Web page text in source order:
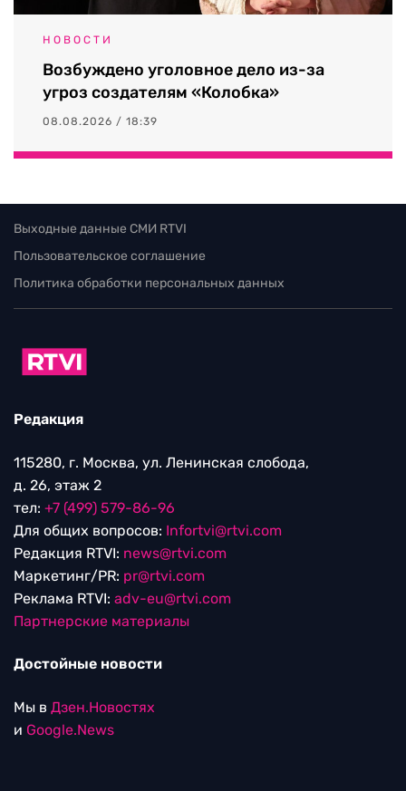
НОВОСТИ
Возбуждено уголовное дело из-за
угроз создателям «Колобка»
08.08.2026 / 18:39
Выходные данные СМИ RTVI
Пользовательское соглашение
Политика обработки персональных данных
Редакция
115280, г. Москва, ул. Ленинская слобода,
д. 26, этаж 2
тел: +7 (499) 579-86-96
Для общих вопросов: Infortvi@rtvi.com
Редакция RTVI: news@rtvi.com
Маркетинг/PR: pr@rtvi.com
Реклама RTVI: adv-eu@rtvi.com
Партнерские материалы
Достойные новости
Мы в Дзен.Новостях
и Google.News